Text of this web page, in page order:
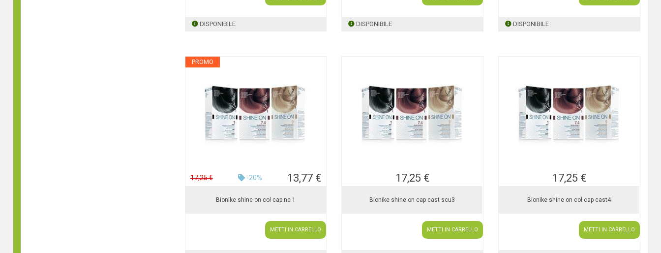
DISPONIBILE DISPONIBILE DISPONIBILE
PROMO
17,25 € -20% 13,77 €
Bionike shine on col cap ne 1
METTI IN CARRELLO
17,25 €
Bionike shine on cap cast scu3
METTI IN CARRELLO
17,25 €
Bionike shine on col cap cast4
METTI IN CARRELLO